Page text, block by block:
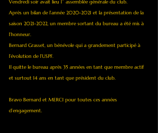
Vendredi soir avait lieu l´ assemblée générale du club.
Après un bilan de l’année 2020-2021 et la présentation de la
saison 2021-2022, un membre sortant du bureau a été mis à
l’honneur.
Bernard Grasset, un bénévole qui a grandement participé à
l’évolution de l’USPF.
Il quitte le bureau après 35 années en tant que membre actif
et surtout 14 ans en tant que président du club.
Bravo Bernard et MERCI pour toutes ces années
d’engagement.